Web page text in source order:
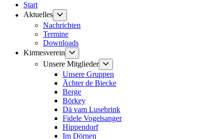
Start
Aktuelles
Untermenü
anzeigen
Nachrichten
Termine
Downloads
Kirmesverein
anzeigen
Unsere Mitglieder
anzeigen
Unsere Gruppen
Ächter de Biecke
Berge
Börkey
Dä vam Lusebrink
Fidele Vogelsanger
Hippendorf
Im Dörnen